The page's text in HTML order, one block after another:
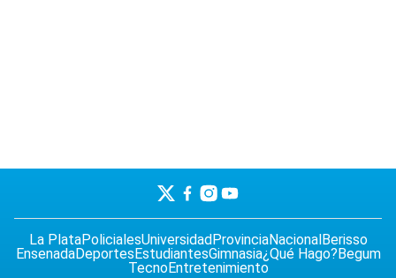
La PlataPolicialesUniversidad ProvinciaNacional Berisso
EnsenadaDeportes EstudiantesGimnasia¿Qué Hago? Begum
TecnoEntretenimiento